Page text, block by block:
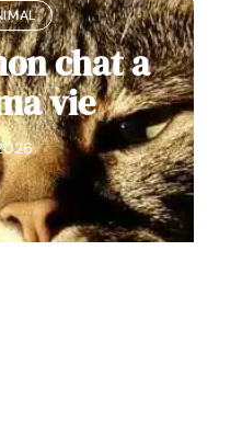
chat a
vie